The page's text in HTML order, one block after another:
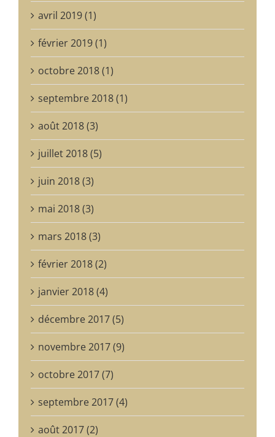
avril 2019 (1)
février 2019 (1)
octobre 2018 (1)
septembre 2018 (1)
août 2018 (3)
juillet 2018 (5)
juin 2018 (3)
mai 2018 (3)
mars 2018 (3)
février 2018 (2)
janvier 2018 (4)
décembre 2017 (5)
novembre 2017 (9)
octobre 2017 (7)
septembre 2017 (4)
août 2017 (2)